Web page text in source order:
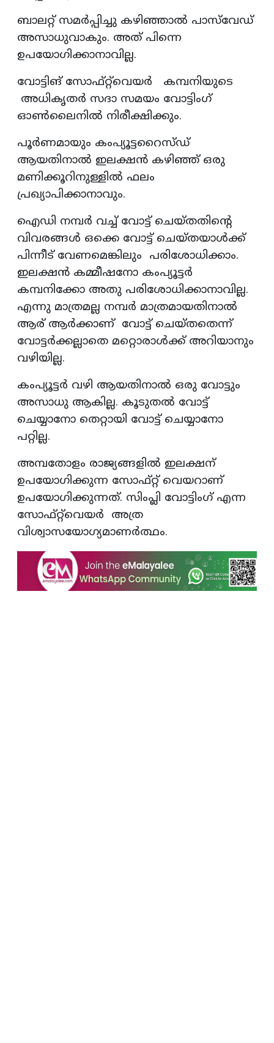
ബാലറ്റ് സമർപ്പിച്ചു കഴിഞ്ഞാൽ പാസ്‌വേഡ്
അസാധുവാകും. അത് പിന്നെ
ഉപയോഗിക്കാനാവില്ല.
വോട്ടിങ് സോഫ്റ്റ്‌വെയർ കമ്പനിയുടെ
അധികൃതർ സദാ സമയം വോട്ടിംഗ്
ഓൺലൈനിൽ നിരീക്ഷിക്കും.
പൂര്‍ണമായും കംപ്യൂട്ടറൈസ്ഡ്
ആയതിനാല്‍ ഇലക്ഷന്‍ കഴിഞ്ഞ് ഒരു
മണിക്കൂറിനുള്ളില്‍ ഫലം
പ്രഖ്യാപിക്കാനാവും.
ഐഡി നമ്പര്‍ വച്ച് വോട്ട് ചെയ്തതിന്റെ
വിവരങ്ങള്‍ ഒക്കെ വോട്ട് ചെയ്തയാള്‍ക്ക്
പിന്നീട് വേണമെങ്കിലും പരിശോധിക്കാം.
ഇലക്ഷന്‍ കമ്മീഷനോ കംപ്യൂട്ടര്‍
കമ്പനിക്കോ അതു പരിശോധിക്കാനാവില്ല.
എന്നു മാത്രമല്ല നമ്പര്‍ മാത്രമായതിനാല്‍
ആര് ആർക്കാണ് വോട്ട് ചെയ്തതെന്ന്
വോട്ടര്‍ക്കല്ലാതെ മറ്റൊരാള്‍ക്ക് അറിയാനും
വഴിയില്ല.
കംപ്യൂട്ടര്‍ വഴി ആയതിനാല്‍ ഒരു വോട്ടും
അസാധു ആകില്ല. കൂടുതല്‍ വോട്ട്
ചെയ്യാനോ തെറ്റായി വോട്ട് ചെയ്യാനോ
പറ്റില്ല.
അമ്പതോളം രാജ്യങ്ങളില്‍ ഇലക്ഷന്
ഉപയോഗിക്കുന്ന സോഫ്റ്റ് വെയറാണ്
ഉപയോഗിക്കുന്നത്. സിംപ്ലി വോട്ടിംഗ് എന്ന
സോഫ്റ്റ്‌വെയർ അത്ര
വിശ്വാസയോഗ്യമാണര്‍ത്ഥം.